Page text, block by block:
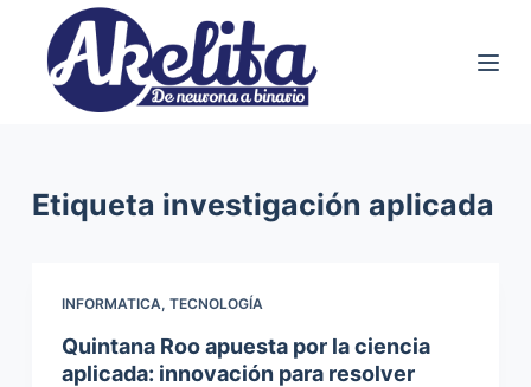
Etiqueta investigación aplicada
INFORMATICA, TECNOLOGÍA
Quintana Roo apuesta por la ciencia
aplicada: innovación para resolver